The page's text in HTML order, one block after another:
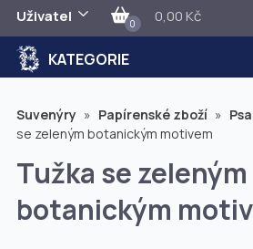
Uživatel 0 0,00 Kč
KATEGORIE
Suvenýry » Papírenské zboží »
se zeleným botanickým motivem
Tužka se zeleným
botanickým